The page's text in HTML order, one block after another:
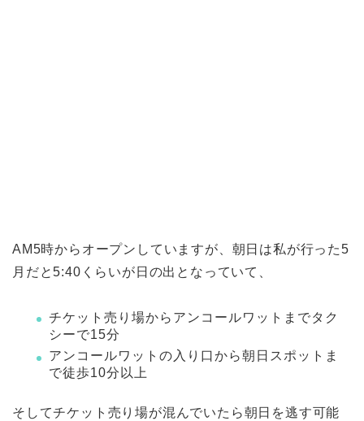
AM5時からオープンしていますが、朝日は私が行った5
月だと5:40くらいが日の出となっていて、
チケット売り場からアンコールワットまでタク
シーで15分
アンコールワットの入り口から朝日スポットま
で徒歩10分以上
そしてチケット売り場が混んでいたら朝日を逃す可能